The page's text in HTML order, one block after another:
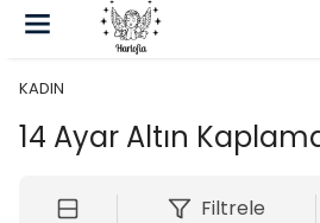
KADIN
14 Ayar Altın
Filtrele